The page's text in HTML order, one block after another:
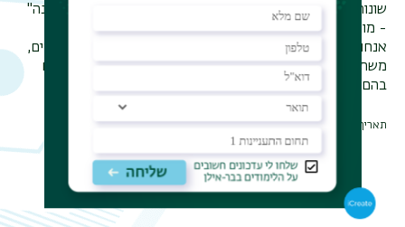
שונות של המונח, שהוליד הבנה חדשה שלו: "הבידוד של הקורונה"
- מונח טעון, אישי וציבורי גם יחד.
אנחנו גאים בדוקטורנטים שלנו שלא רק חוקרים, אלא גם יוזמים,
משתפים פעולה וחושבים מחדש על מושגים שכולנו משתמשים
בהם ומזמינים את כולנו לחשוב איתם.
תאריך עדכון אחרון : 19/10/2025